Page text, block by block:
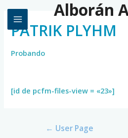
Alborán
PATRIK PLYHM
Probando
[id de pcfm-files-view = «23»]
← User Page